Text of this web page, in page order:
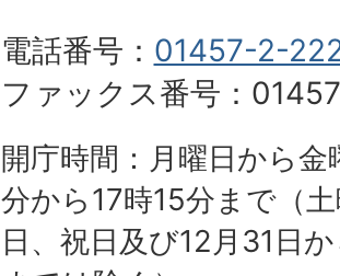
電話番号： 01457-2-
ファックス番号：
開庁時間：月曜日から
分から17時15分まで（
日、祝日及び12月31日